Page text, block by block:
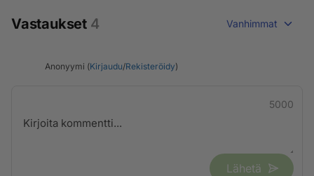
Vastaukset 4 Vanhimmat
Anonyymi (Kirjaudu/Rekisteröidy)
5000
Lähetä